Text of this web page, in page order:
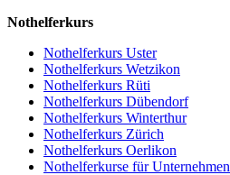
Nothelferkurs
Nothelferkurs Uster
Nothelferkurs Wetzikon
Nothelferkurs Rüti
Nothelferkurs Dübendorf
Nothelferkurs Winterthur
Nothelferkurs Zürich
Nothelferkurs Oerlikon
Nothelferkurse für Unternehmen